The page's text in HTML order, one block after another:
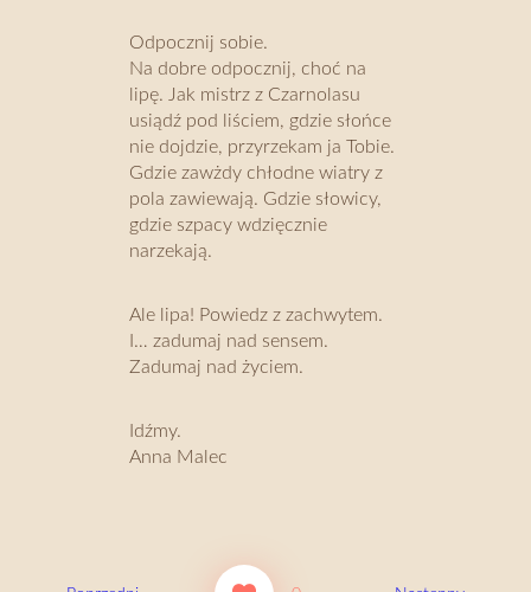
Odpocznij sobie.
Na dobre odpocznij, choć na
lipę. Jak mistrz z Czarnolasu
usiądź pod liściem, gdzie słońce
nie dojdzie, przyrzekam ja Tobie.
Gdzie zawżdy chłodne wiatry z
pola zawiewają. Gdzie słowicy,
gdzie szpacy wǳięcznie
narzekają.
Ale lipa! Powiedz z zachwytem.
I… zadumaj nad sensem.
Zadumaj nad życiem.
Idźmy.
Anna Malec